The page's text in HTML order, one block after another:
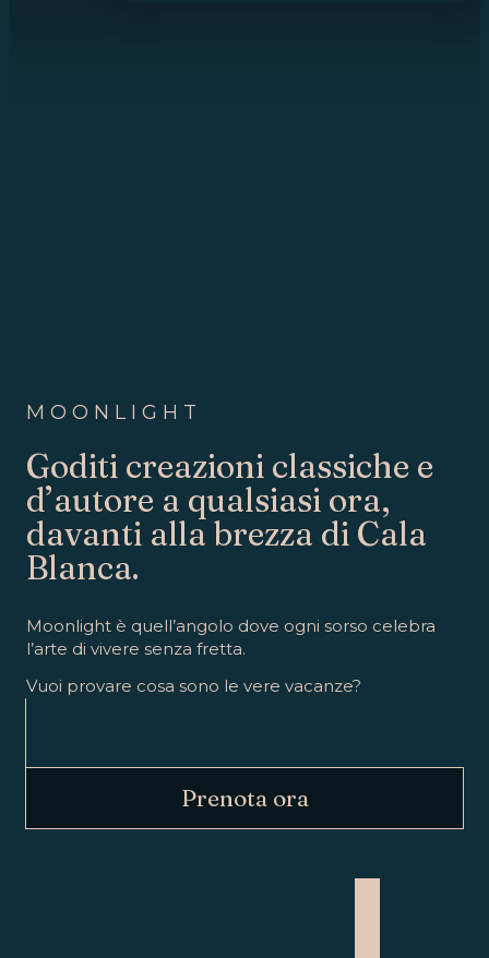
MOONLIGHT
Goditi creazioni classiche e
d’autore a qualsiasi ora,
davanti alla brezza di Cala
Blanca.
Moonlight è quell’angolo dove ogni sorso celebra
l’arte di vivere senza fretta.
Vuoi provare cosa sono le vere vacanze?
Prenota ora